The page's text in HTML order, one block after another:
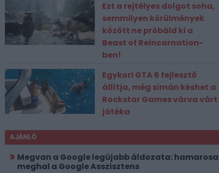
Ezt a rejtélyes dolgot soha,
semmilyen körülmények
között ne próbáld ki a
Beast of Reincarnation-
ben!
Egykori GTA 6 fejlesztő
állítja, még simán késhet a
Rockstar Games várva várt
játéka
AJÁNLÓ
Megvan a Google legújabb áldozata:
meghal a Google Asszisztens